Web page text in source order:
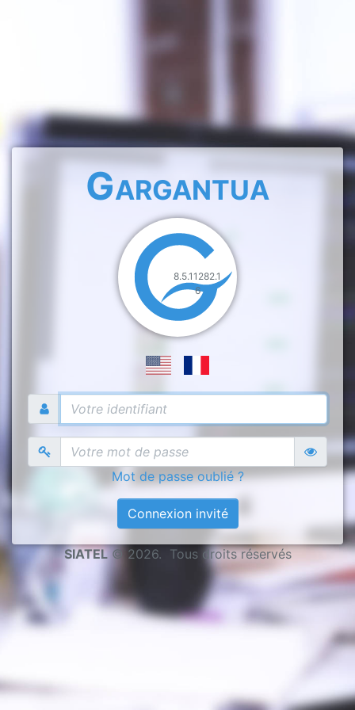
Gargantua
8.5.11282.1
6
Mot de passe oublié ?
Connexion invité
SIATEL© 2026. Tous droits réservés